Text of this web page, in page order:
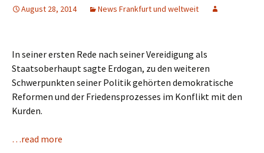
August 28, 2014 News Frankfurt und weltweit
In seiner ersten Rede nach seiner Vereidigung als
Staatsoberhaupt sagte Erdogan, zu den weiteren
Schwerpunkten seiner Politik gehörten demokratische
Reformen und der Friedensprozesses im Konflikt mit den
Kurden.
…read more